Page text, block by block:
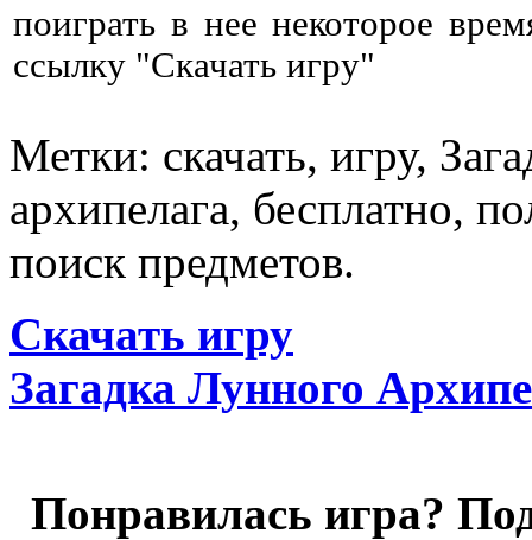
поиграть в нее некоторое
ссылку "Скачать игру"
Метки: скачать, игру,
архипелага, бесплатно,
поиск предметов.
Скачать игру
Загадка Лунного
Понравилась игра?